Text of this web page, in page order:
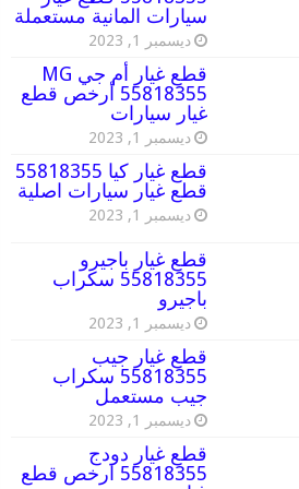
سيارات المانية مستعملة
ديسمبر 1, 2023
قطع غيار أم جي MG
55818355 أرخص قطع
غيار سيارات
ديسمبر 1, 2023
قطع غيار كيا 55818355
قطع غيار سيارات اصلية
ديسمبر 1, 2023
قطع غيار باجيرو
55818355 سكراب
باجيرو
ديسمبر 1, 2023
قطع غيار جيب
55818355 سكراب
جيب مستعمل
ديسمبر 1, 2023
قطع غيار دودج
55818355 ارخص قطع